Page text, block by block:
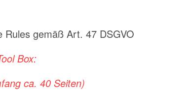
Rules gemäß Art. 47 DSGVO
Box:
ca. 40 Seiten)